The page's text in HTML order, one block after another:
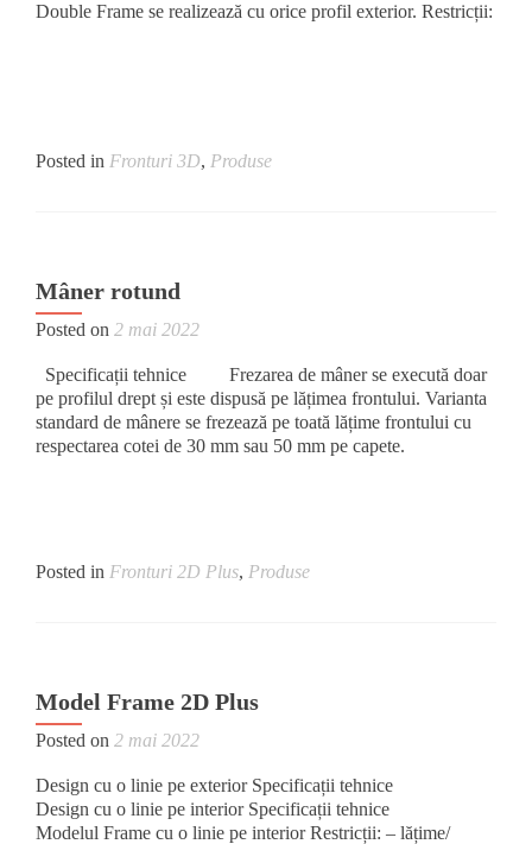
Double Frame se realizează cu orice profil exterior. Restricții:
Posted in Fronturi 3D, Produse
Mâner rotund
Posted on 2 mai 2022
Specificații tehnice Frezarea de mâner se execută doar
pe profilul drept și este dispusă pe lățimea frontului. Varianta
standard de mânere se frezează pe toată lățime frontului cu
respectarea cotei de 30 mm sau 50 mm pe capete.
Posted in Fronturi 2D Plus, Produse
Model Frame 2D Plus
Posted on 2 mai 2022
Design cu o linie pe exterior Specificații tehnice
Design cu o linie pe interior Specificații tehnice
Modelul Frame cu o linie pe interior Restricții: – lățime/